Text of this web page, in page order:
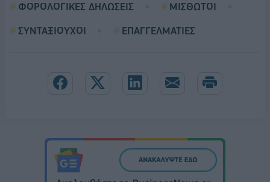
ΦΟΡΟΛΟΓΙΚΕΣ ΔΗΛΩΣΕΙΣ
ΜΙΣΘΩΤΟΙ
ΣΥΝΤΑΞΙΟΥΧΟΙ
ΕΠΑΓΓΕΛΜΑΤΙΕΣ